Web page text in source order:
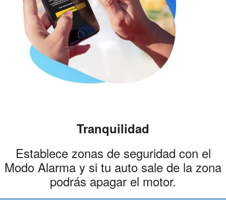
Tranquilidad
Establece zonas de seguridad con el
Modo Alarma y si tu auto sale de la zona
podrás apagar el motor.